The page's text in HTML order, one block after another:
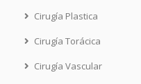
Cirugía Plastica
Cirugía Torácica
Cirugía Vascular